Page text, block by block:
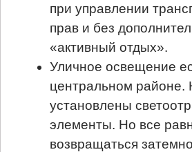
при управлении
прав и без
«активный отдых».
Уличное освещение
центральном районе.
установлены
элементы. Но все
возвращаться